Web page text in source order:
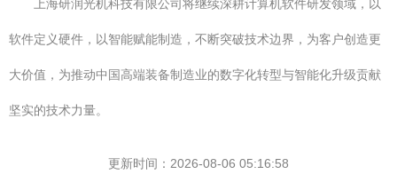
上海研润光机科技有限公司将继续深耕计算机软件研发领域，以
软件定义硬件，以智能赋能制造，不断突破技术边界，为客户创造更
大价值，为推动中国高端装备制造业的数字化转型与智能化升级贡献
坚实的技术力量。
更新时间：2026-08-06 05:16:58